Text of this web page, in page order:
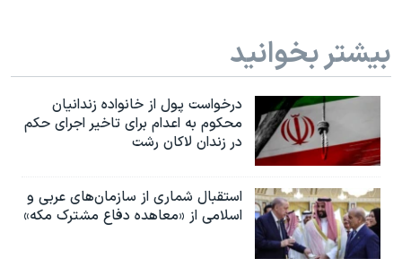
بیشتر بخوانید
درخواست پول از خانواده زندانیان
محکوم به‌ اعدام برای تاخیر اجرای حکم
در زندان لاکان رشت
استقبال شماری از سازمان‌های عربی و
اسلامی از «معاهده دفاع مشترک مکه»